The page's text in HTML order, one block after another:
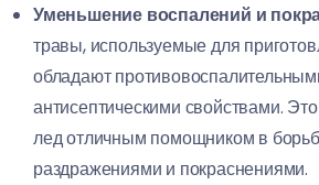
Уменьшение воспалений и
травы, используемые для
обладают
антисептическими свойствами.
лед отличным помощником в
раздражениями и покраснениями.